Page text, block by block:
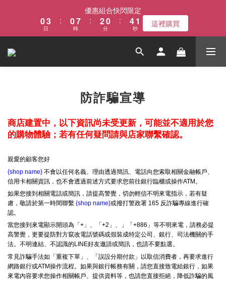
優惠組合快閃限定
03
2
日
:
07
6
3
時
:
3
2
1
1
0
分
:
5
4
3
0
2
1
0
秒 這裡購買
防詐騙宣導
商店建置中，以下資訊尚未受更新，可能並不適用於您
的購物體驗；若有任何疑問請與店家聯繫確認。
親愛的顧客您好
{shop name} 不會以任何名義、理由透過簡訊、電話向您索取相關金融帳戶、
信用卡相關資訊，也不會透過前述方式要求您前往銀行臨櫃或操作ATM。
如果您接到相關電話或簡訊，請提高警覺，切勿輕信不明來電指示，若有疑
慮，敬請於第一時間聯繫 {shop name}或撥打警政署 165 反詐騙專線進行確
認。
當您接到來電顯示開頭為「+」、「+2」、」「+886」等不明來電，請務必提
高警覺，更要提防對方竄改電話號碼或假裝成特定公司、銀行、司法機關的手
法。不明連結、不認識的LINE好友邀請或簡訊，也請不要點選。
常見詐騙手法如「重複下單」、「誤設分期付款」以取信消費者，再要求進行
網路銀行或ATM操作流程。如果與銀行帳務有關，請您直接致電給銀行，如果
來電內容要求您操作相關帳戶、提供資料等，也請您直接拒絕，降低詐騙的風